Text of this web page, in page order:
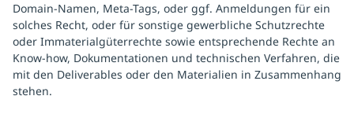
Domain-Namen, Meta-Tags, oder ggf. Anmeldungen für ein
solches Recht, oder für sonstige gewerbliche Schutzrechte
oder Immaterialgüterrechte sowie entsprechende Rechte an
Know-how, Dokumentationen und technischen Verfahren, die
mit den Deliverables oder den Materialien in Zusammenhang
stehen.